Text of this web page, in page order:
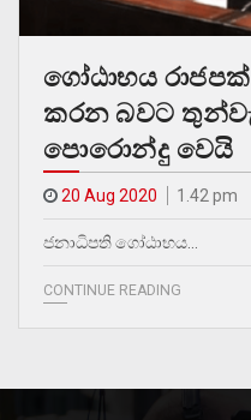
ගෝඨාභය
කරන බවට
පොරොන්දු වෙයි
20 Aug 2020 1.42 pm
ජනාධිපති ගෝඨාභය…
CONTINUE READING